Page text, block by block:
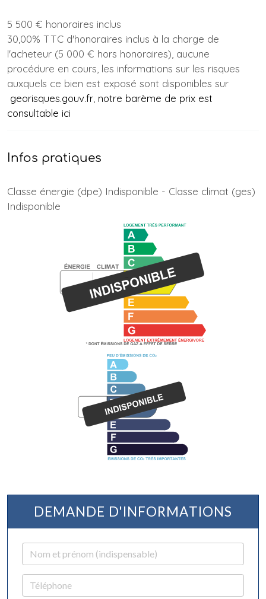
5 500 € honoraires inclus
30,00% TTC d'honoraires inclus à la charge de
l'acheteur (5 000 € hors honoraires), aucune
procédure en cours, les informations sur les risques
auxquels ce bien est exposé sont disponibles sur
georisques.gouv.fr notre barème de prix est
consultable ici
Infos pratiques
Classe énergie (dpe) Indisponible - Classe climat (ges)
Indisponible
DEMANDE D'INFORMATIONS
Nom et prénom
Téléphone